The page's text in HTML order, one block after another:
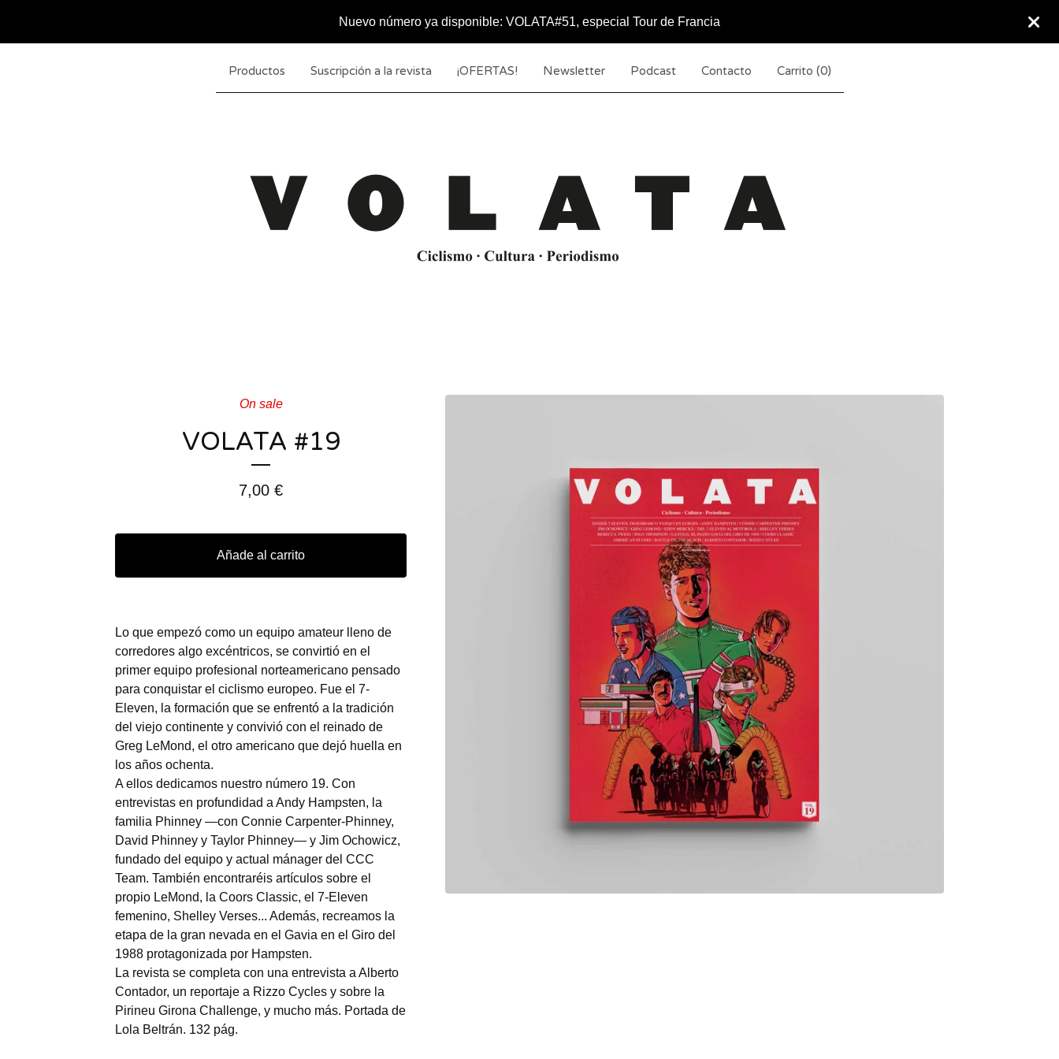
Nuevo número ya disponible: VOLATA#51, especial Tour de Francia
Productos Suscripción a la revista ¡OFERTAS! Newsletter Podcast Contacto Carrito (0)
On sale
VOLATA #19
7,00 €
Añade al carrito
Lo que empezó como un equipo amateur lleno de
corredores algo excéntricos, se convirtió en el
primer equipo profesional norteamericano pensado
para conquistar el ciclismo europeo. Fue el 7-
Eleven, la formación que se enfrentó a la tradición
del viejo continente y convivió con el reinado de
Greg LeMond, el otro americano que dejó huella en
los años ochenta.
A ellos dedicamos nuestro número 19. Con
entrevistas en profundidad a Andy Hampsten, la
familia Phinney —con Connie Carpenter-Phinney,
David Phinney y Taylor Phinney— y Jim Ochowicz,
fundado del equipo y actual mánager del CCC
Team. También encontraréis artículos sobre el
propio LeMond, la Coors Classic, el 7-Eleven
femenino, Shelley Verses... Además, recreamos la
etapa de la gran nevada en el Gavia en el Giro del
1988 protagonizada por Hampsten.
La revista se completa con una entrevista a Alberto
Contador, un reportaje a Rizzo Cycles y sobre la
Pirineu Girona Challenge, y mucho más. Portada de
Lola Beltrán. 132 pág.